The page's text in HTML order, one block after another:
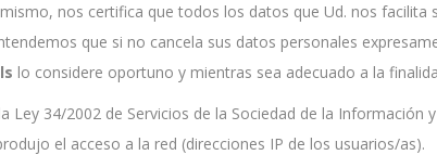
nos certifica que todos los datos que Ud. nos
que si no cancela sus datos personales
lo considere oportuno y mientras sea adecuado a la
Ley 34/2002 de Servicios de la Sociedad de la
el acceso a la red (direcciones IP de los usuarios/as).